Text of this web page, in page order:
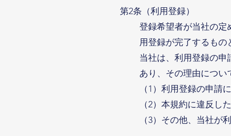
第2条（利用登録）
登録希望者が当社の定
用登録が完了するもの
当社は、利用登録の
あり、その理由につい
（1）利用登録の申請
（2）本規約に違反し
（3）その他、当社が